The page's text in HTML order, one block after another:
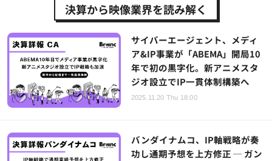
決算から映像業界を読み解く
サイバーエージェント、メディ
ア&IP事業が「ABEMA」開局10
年で初の黒字化。新アニメスタ
ジオ設立でIP一貫体制構築へ
2025.11.20 Thu 18:00
バンダイナムコ、IP軸戦略が奏
功し通期予想を上方修正 ─ ガン